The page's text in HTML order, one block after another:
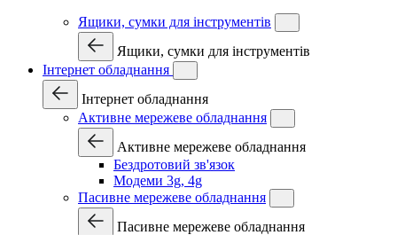
Ящики, сумки для інструментів
Ящики, сумки для інструментів
Інтернет обладнання
Інтернет обладнання
Активне мережеве обладнання
Активне мережеве обладнання
Бездротовий зв'язок
Модеми 3g, 4g
Пасивне мережеве обладнання
Пасивне мережеве обладнання